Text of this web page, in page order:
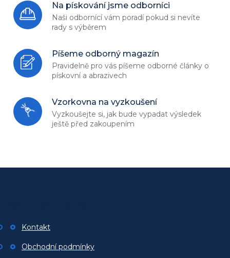
Na pískování jsme odborníci
Naši odbornící vám poradí pokud si nevíte
rady s výběrem
Píšeme odborný magazín
Pravidelně pro vás píšeme odborné články o
pískovní a abrazivech
Vzorkovna na vyzkoušení
Vyzkoušejte si, jak bude vypadat výsledek
ještě před zakoupením
í
Kontakt
Obchodní podmínky